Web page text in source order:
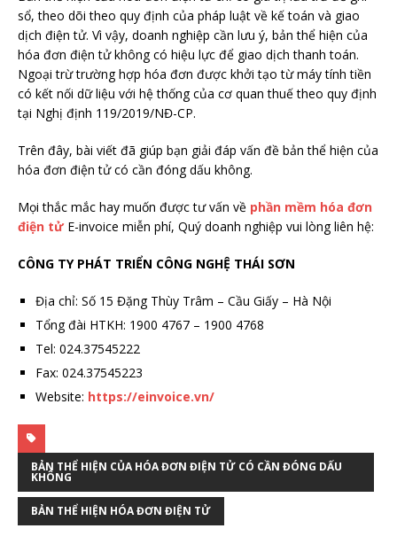
sổ, theo dõi theo quy định của pháp luật về kế toán và giao
dịch điện tử. Vì vậy, doanh nghiệp cần lưu ý, bản thể hiện của
hóa đơn điện tử không có hiệu lực để giao dịch thanh toán.
Ngoại trừ trường hợp hóa đơn được khởi tạo từ máy tính tiền
có kết nối dữ liệu với hệ thống của cơ quan thuế theo quy định
tại Nghị định 119/2019/NĐ-CP.
Trên đây, bài viết đã giúp bạn giải đáp vấn đề bản thể hiện của
hóa đơn điện tử có cần đóng dấu không.
Mọi thắc mắc hay muốn được tư vấn về phần mềm hóa đơn
điện tửE-invoice miễn phí, Quý doanh nghiệp vui lòng liên hệ:
CÔNG TY PHÁT TRIỂN CÔNG NGHỆ THÁI SƠN
Địa chỉ: Số 15 Đặng Thùy Trâm – Cầu Giấy – Hà Nội
Tổng đài HTKH: 1900 4767 – 1900 4768
Tel: 024.37545222
Fax: 024.37545223
Website: https://einvoice.vn/
BẢN THỂ HIỆN CỦA HÓA ĐƠN ĐIỆN TỬ CÓ CẦN ĐÓNG DẤU
KHÔNG
BẢN THỂ HIỆN HÓA ĐƠN ĐIỆN TỬ